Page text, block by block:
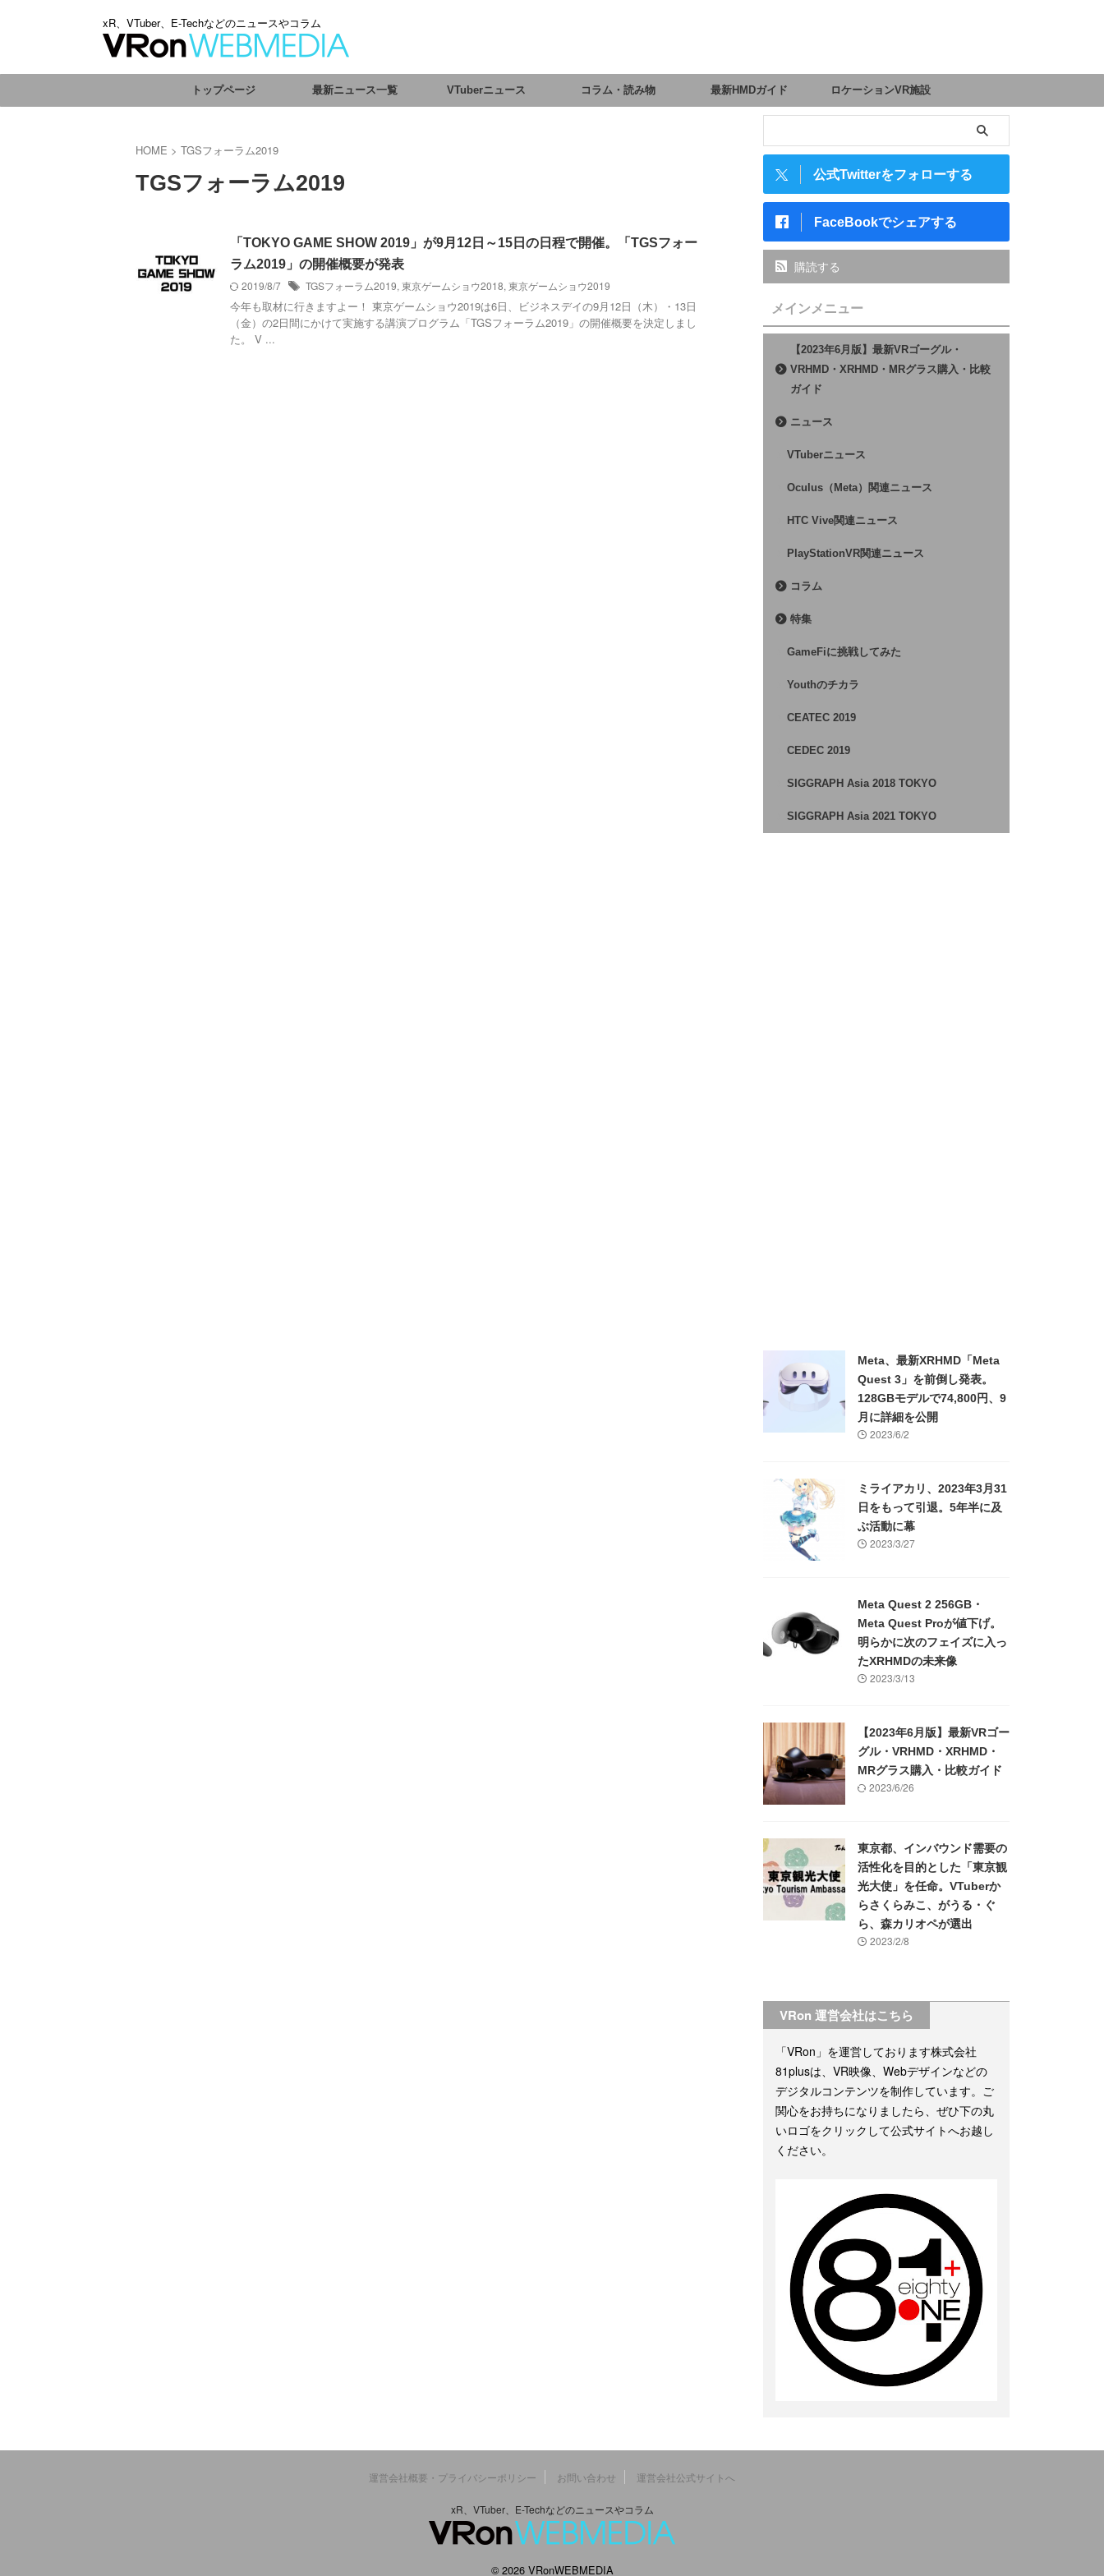
xR、VTuber、E-Techなどのニュースやコラム
トップページ 最新ニュース一覧 VTuberニュース コラム・読み物 最新HMDガイド ロケーションVR施設
HOME > TGSフォーラム2019
TGSフォーラム2019
「TOKYO GAME SHOW 2019」が9月12日～15日の日程で開催。「TGSフォー
ラム2019」の開催概要が発表
2019/8/7
TGSフォーラム2019, 東京ゲームショウ2018, 東京ゲームショウ2019
今年も取材に行きますよー！ 東京ゲームショウ2019は6日、ビジネスデイの9月12日（木）・13日
（金）の2日間にかけて実施する講演プログラム「TGSフォーラム2019」の開催概要を決定しまし
た。 V ...
公式Twitterをフォローする
FaceBookでシェアする
購読する
メインメニュー
【2023年6月版】最新VRゴーグル・
VRHMD・XRHMD・MRグラス購入・比較
ガイド
ニュース
VTuberニュース
Oculus（Meta）関連ニュース
HTC Vive関連ニュース
PlayStationVR関連ニュース
コラム
特集
GameFiに挑戦してみた
Youthのチカラ
CEATEC 2019
CEDEC 2019
SIGGRAPH Asia 2018 TOKYO
SIGGRAPH Asia 2021 TOKYO
Meta、最新XRHMD「Meta
Quest 3」を前倒し発表。
128GBモデルで74,800円、9
月に詳細を公開
2023/6/2
ミライアカリ、2023年3月31
日をもって引退。5年半に及
ぶ活動に幕
2023/3/27
Meta Quest 2 256GB・
Meta Quest Proが値下げ。
明らかに次のフェイズに入っ
たXRHMDの未来像
2023/3/13
【2023年6月版】最新VRゴー
グル・VRHMD・XRHMD・
MRグラス購入・比較ガイド
2023/6/26
東京都、インバウンド需要の
活性化を目的とした「東京観
光大使」を任命。VTuberか
らさくらみこ、がうる・ぐ
ら、森カリオペが選出
2023/2/8
VRon 運営会社はこちら
「VRon」を運営しております株式会社
81plusは、VR映像、Webデザインなどの
デジタルコンテンツを制作しています。ご
関心をお持ちになりましたら、ぜひ下の丸
いロゴをクリックして公式サイトへお越し
ください。
運営会社概要・プライバシーポリシー お問い合わせ 運営会社公式サイトへ
xR、VTuber、E-Techなどのニュースやコラム
© 2026 VRonWEBMEDIA